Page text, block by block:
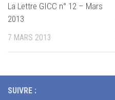
La Lettre GICC n° 12 – Mars
2013
7 MARS 2013
SUIVRE :